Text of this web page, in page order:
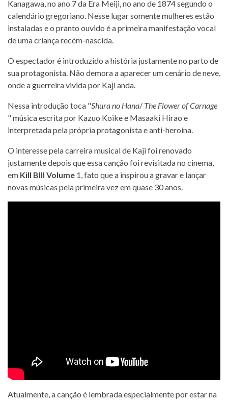
Kanagawa, no ano 7 da Era Meiji, no ano de 1874 segundo o
calendário gregoriano. Nesse lugar somente mulheres estão
instaladas e o pranto ouvido é a primeira manifestação vocal
de uma criança recém-nascida.
O espectador é introduzido a história justamente no parto de
sua protagonista. Não demora a aparecer um cenário de neve,
onde a guerreira vivida por Kaji anda.
Nessa introdução toca "Shura no Hana/ The Flower of Carnage
" música escrita por Kazuo Koike e Masaaki Hirao e
interpretada pela própria protagonista e anti-heroína.
O interesse pela carreira musical de Kaji foi renovado
justamente depois que essa canção foi revisitada no cinema,
em Kill BIll Volume 1, fato que a inspirou a gravar e lançar
novas músicas pela primeira vez em quase 30 anos.
Atualmente, a canção é lembrada especialmente por estar na